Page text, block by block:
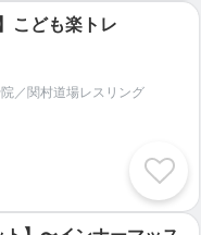
こども楽トレ
／関村道場レスリング